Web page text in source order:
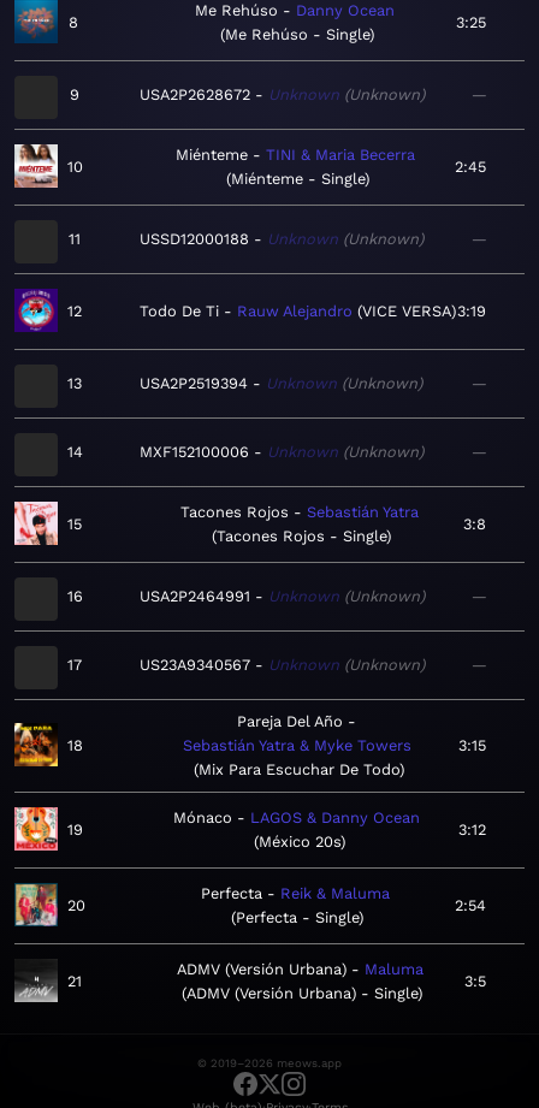
8
Me Rehúso
Danny Ocean
Me Rehúso - Single
3:25
9 USA2P2628672 Unknown Unknown —
10
Miénteme
TINI & Maria Becerra
Miénteme - Single
2:45
11 USSD12000188 Unknown Unknown —
12 Todo De Ti Rauw Alejandro VICE VERSA 3:19
13 USA2P2519394 Unknown Unknown —
14 MXF152100006 Unknown Unknown —
15
Tacones Rojos
Sebastián Yatra
Tacones Rojos - Single
3:8
16 USA2P2464991 Unknown Unknown —
17 US23A9340567 Unknown Unknown —
18
Pareja Del Año
Sebastián Yatra & Myke Towers
Mix Para Escuchar De Todo
3:15
19
Mónaco
LAGOS & Danny Ocean
México 20s
3:12
20
Perfecta
Reik & Maluma
Perfecta - Single
2:54
21
ADMV (Versión Urbana)
Maluma
ADMV (Versión Urbana) - Single
3:5
© 2019–2026 meows.app